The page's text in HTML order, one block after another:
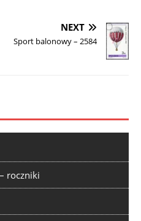
NEXT
Sport balonowy – 2584
roczniki